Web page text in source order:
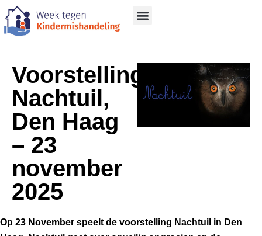
Voorstelling
Nachtuil,
Den Haag
– 23
november
2025
Op 23 November speelt de voorstelling Nachtuil in Den